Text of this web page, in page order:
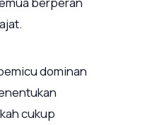
dominan
cukup